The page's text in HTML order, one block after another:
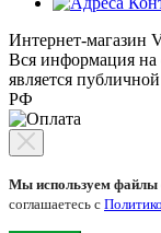
Интернет-магазин
Вся информация на
является
РФ
Мы используем файлы
соглашаетесь с